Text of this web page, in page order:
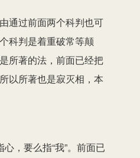
通过前面两个科判也可
科判是着重破常等颠
所著的法，前面已经把
以所著也是寂灭相，本
，要么指“我”。前面已